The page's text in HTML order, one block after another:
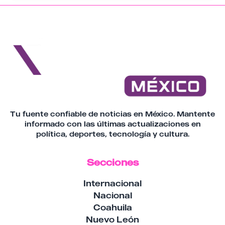
Tu fuente confiable de noticias en México. Mantente
informado con las últimas actualizaciones en
política, deportes, tecnología y cultura.
Secciones
Internacional
Nacional
Coahuila
Nuevo León